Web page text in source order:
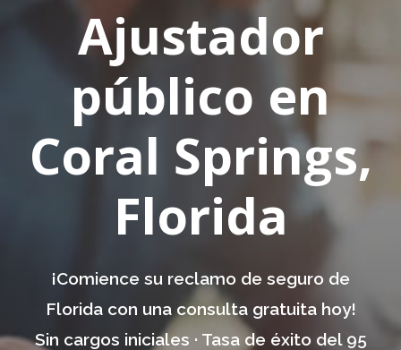
Ajustador
público en
Coral Springs,
Florida
¡Comience su reclamo de seguro de
Florida con una consulta gratuita hoy!
Sin cargos iniciales · Tasa de éxito del 95